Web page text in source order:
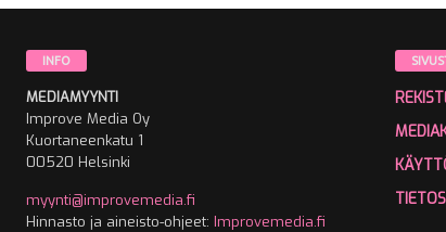
INFO
MEDIAMYYNTI
Improve Media Oy
Kuortaneenkatu 1
00520 Helsinki
myynti@improvemedia.fi
Hinnasto ja aineisto-ohjeet: Improvemedia.fi